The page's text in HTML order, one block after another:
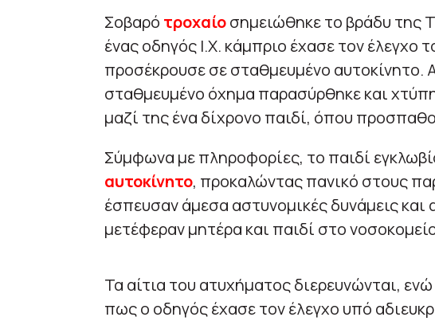
Σοβαρό τροχαίοσημειώθηκε το βράδυ της
ένας οδηγός Ι.Χ. κάμπριο έχασε τον έλεγχο
προσέκρουσε σε σταθμευμένο
σταθμευμένο όχημα παρασύρθηκε και
μαζί της ένα δίχρονο παιδί, όπου
Σύμφωνα με πληροφορίες, το παιδί
αυτοκίνητο, προκαλώντας πανικό στους
έσπευσαν άμεσα αστυνομικές δυνάμεις
μετέφεραν μητέρα και παιδί στο
Τα αίτια του ατυχήματος διερευνώνται,
πως ο οδηγός έχασε τον έλεγχο υπό